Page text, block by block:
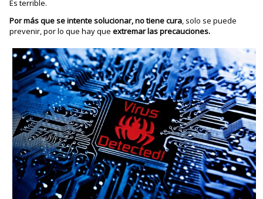
Es terrible.
Por más que se intente solucionar, no tiene cura, solo se puede
prevenir, por lo que hay queextremar las precauciones.